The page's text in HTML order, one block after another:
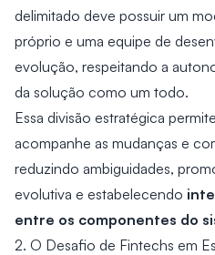
delimitado deve possuir um
próprio e uma equipe de
evolução, respeitando a
da solução como um todo.
Essa divisão estratégica
acompanhe as mudanças e
reduzindo ambiguidades,
evolutiva e estabelecendo
entre os componentes do
2. O Desafio de Fintechs em